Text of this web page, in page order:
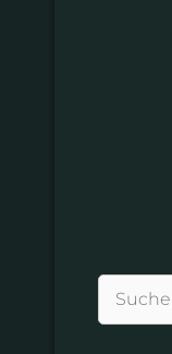
Suchen